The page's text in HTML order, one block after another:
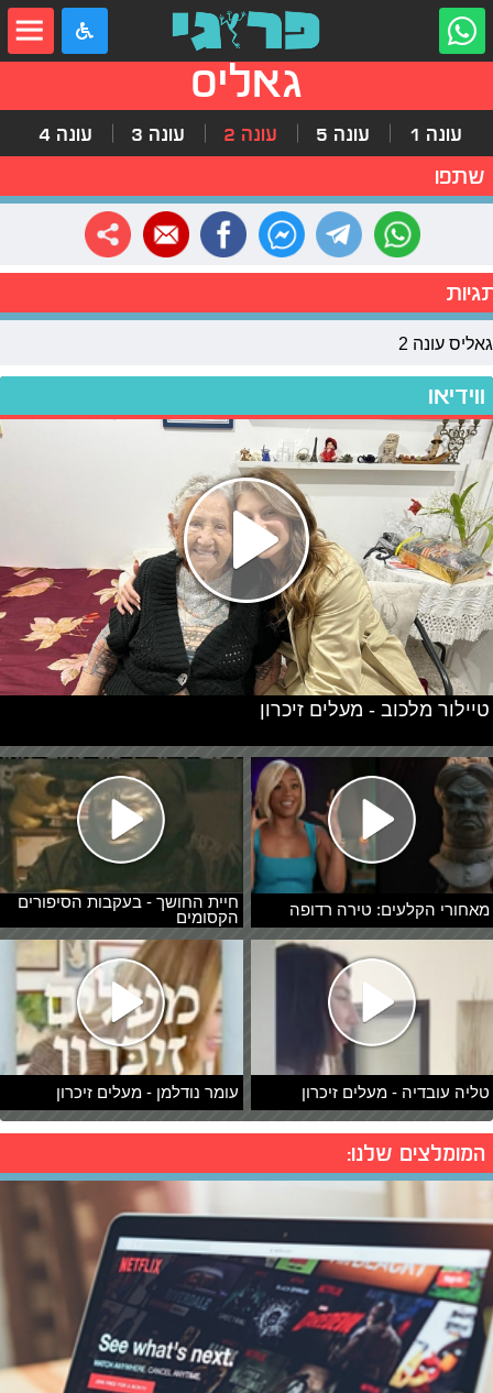
גאליס
עונה 1 עונה 5 עונה 2 עונה 3 עונה 4
שתפו
גאליס עונה 2
ווידיאו
מאחורי הקלעים: טירה רדופה
חיית החושך - בעקבות הסיפורים
הקסומים
טליה עובדיה - מעלים זיכרון עומר נודלמן - מעלים זיכרון
טיילור מלכוב - מעלים זיכרון
המומלצים שלנו: